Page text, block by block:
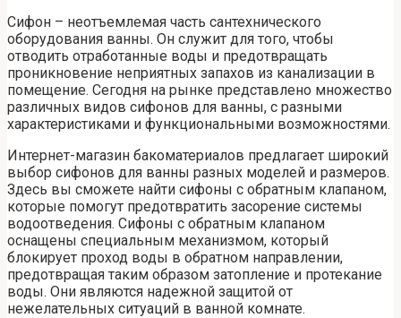
Сифон – неотъемлемая часть сантехнического
оборудования ванны. Он служит для того, чтобы
отводить отработанные воды и предотвращать
проникновение неприятных запахов из канализации в
помещение. Сегодня на рынке представлено множество
различных видов сифонов для ванны, с разными
характеристиками и функциональными возможностями.
Интернет-магазин бакоматериалов предлагает широкий
выбор сифонов для ванны разных моделей и размеров.
Здесь вы сможете найти сифоны с обратным клапаном,
которые помогут предотвратить засорение системы
водоотведения. Сифоны с обратным клапаном
оснащены специальным механизмом, который
блокирует проход воды в обратном направлении,
предотвращая таким образом затопление и протекание
воды. Они являются надежной защитой от
нежелательных ситуаций в ванной комнате.